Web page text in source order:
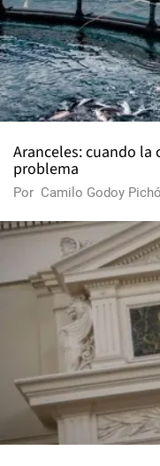
Aranceles: cuando la
problema
Por Camilo Godoy